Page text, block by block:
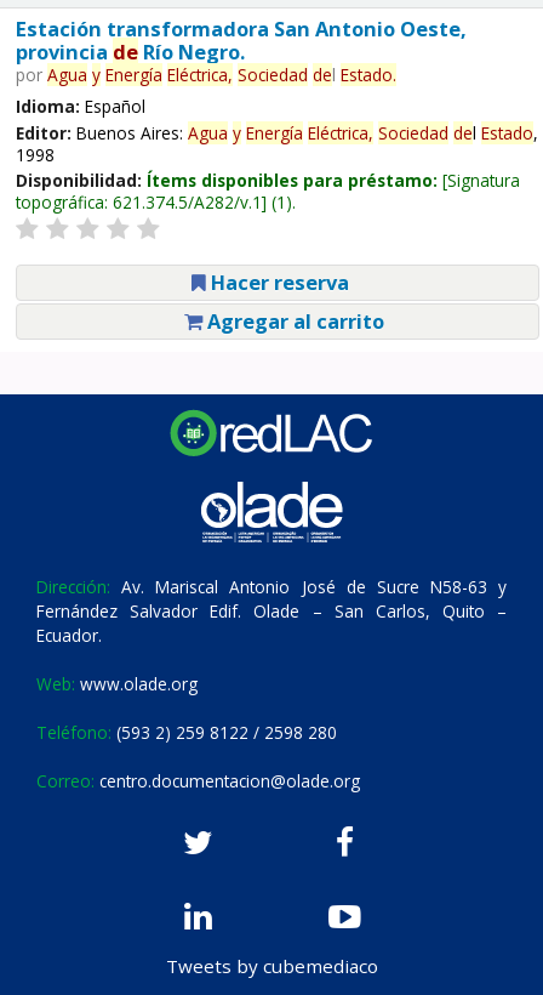
Estación transformadora San Antonio Oeste,
provincia deRío Negro.
por Agua y Energía Eléctrica, Sociedad del Estado.
Idioma: Español
Editor: Buenos Aires: Agua y Energía Eléctrica, Sociedad del Estado,
1998
Disponibilidad: Ítems disponibles para préstamo: Signatura
topográfica: 621.374.5/A282/v.1 (1).
Hacer reserva
Agregar al carrito
Dirección: Av. Mariscal Antonio José de Sucre N58-63 y
Fernández Salvador Edif. Olade – San Carlos, Quito –
Ecuador.
Web: www.olade.org
Teléfono: (593 2) 259 8122 / 2598 280
Correo: centro.documentacion@olade.org
Tweets by cubemediaco